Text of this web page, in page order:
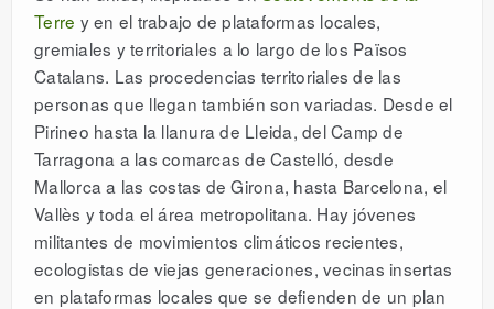
Terre y en el trabajo de plataformas locales,
gremiales y territoriales a lo largo de los Països
Catalans. Las procedencias territoriales de las
personas que llegan también son variadas. Desde el
Pirineo hasta la llanura de Lleida, del Camp de
Tarragona a las comarcas de Castelló, desde
Mallorca a las costas de Girona, hasta Barcelona, el
Vallès y toda el área metropolitana. Hay jóvenes
militantes de movimientos climáticos recientes,
ecologistas de viejas generaciones, vecinas insertas
en plataformas locales que se defienden de un plan